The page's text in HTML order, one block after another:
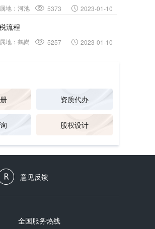
地： 河池 5373 2023-01-10
流程
地： 鹤岗 5257 2023-01-10
资质代办
股权设计
意见反馈
全国服务热线